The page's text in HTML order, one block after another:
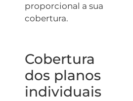
proporcional a sua
cobertura.
Cobertura
dos planos
individuais